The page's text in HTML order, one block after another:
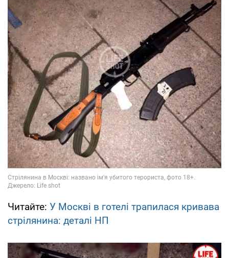
Читайте: У Москві в готелі трапилася кривава
стрілянина: деталі НП